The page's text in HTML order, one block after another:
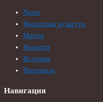
News
Фанатская культура
Матчи
Новости
История
Интервью
Навигация